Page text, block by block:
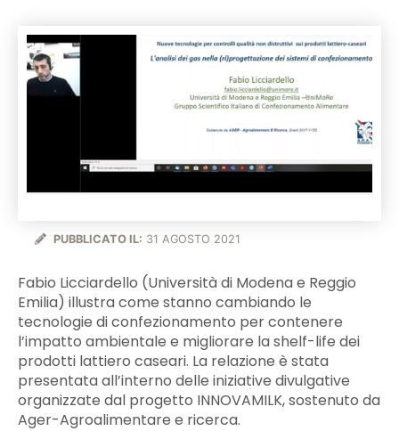
PUBBLICATO IL: 31 AGOSTO 2021
Fabio Licciardello (Università di Modena e Reggio
Emilia) illustra come stanno cambiando le
tecnologie di confezionamento per contenere
l’impatto ambientale e migliorare la shelf-life dei
prodotti lattiero caseari. La relazione è stata
presentata all’interno delle iniziative divulgative
organizzate dal progetto INNOVAMILK, sostenuto da
Ager-Agroalimentare e ricerca.